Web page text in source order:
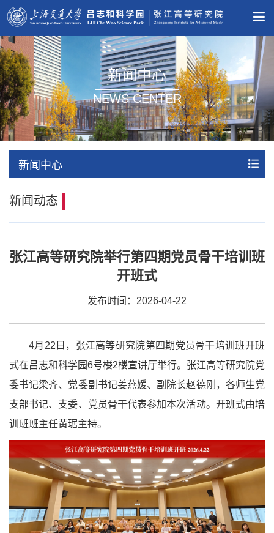
新闻中心
NEWS CENTER
新闻中心
新闻动态
张江高等研究院举行第四期党员骨干培训班
开班式
发布时间：2026-04-22
4月22日，张江高等研究院第四期党员骨干培训班开班
式在吕志和科学园6号楼2楼宣讲厅举行。张江高等研究院党
委书记梁齐、党委副书记姜燕媛、副院长赵德刚，各师生党
支部书记、支委、党员骨干代表参加本次活动。开班式由培
训班班主任黄琚主持。